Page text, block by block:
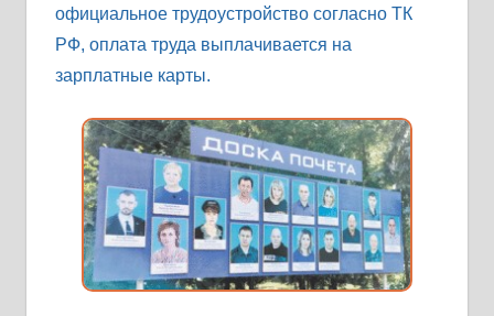
официальное трудоустройство согласно ТК
РФ, оплата труда выплачивается на
зарплатные карты.